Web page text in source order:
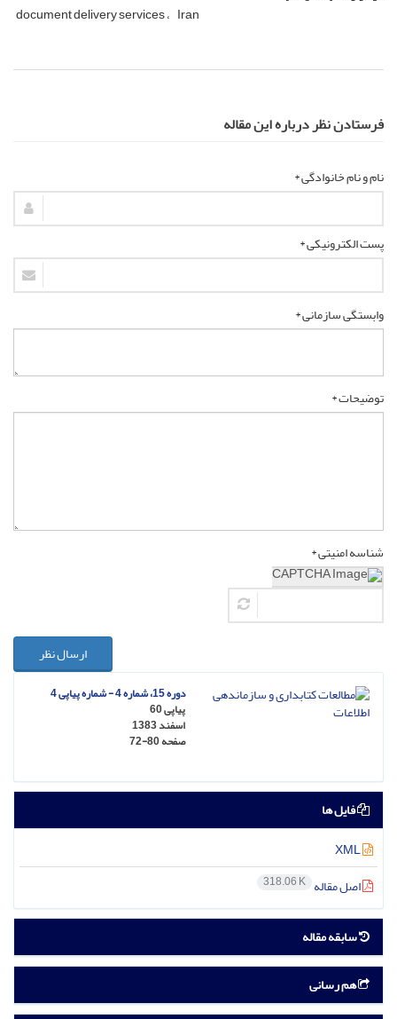
document delivery services Iran
فرستادن نظر درباره این مقاله
نام و نام خانوادگی *
پست الکترونیکی *
وابستگی سازمانی *
توضیحات *
شناسه امنیتی *
ارسال نظر
دوره 15، شماره 4 - شماره پیاپی 4
پیاپی 60
اسفند 1383
صفحه72-80
فایل ها
اصل مقاله 318.06 K
سابقه مقاله
هم رسانی